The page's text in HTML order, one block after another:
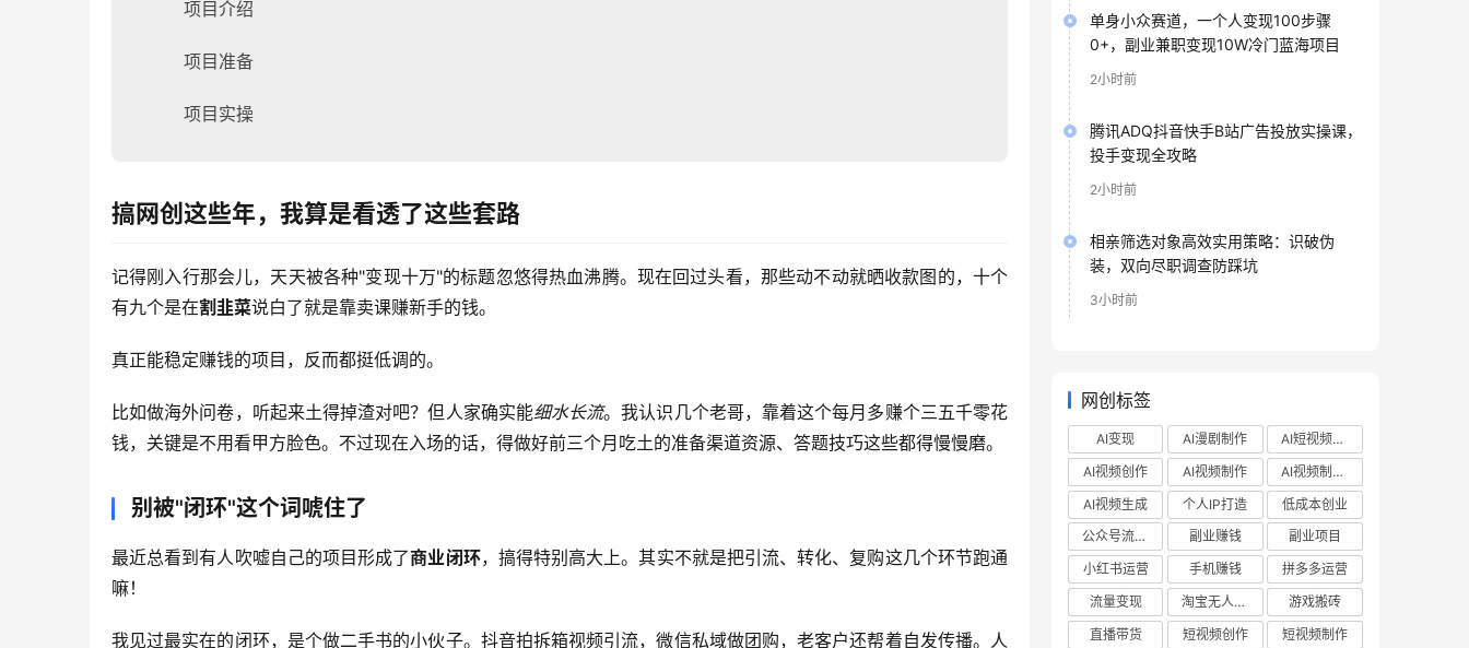
项目介绍
项目准备
项目实操
搞网创这些年，我算是看透了这些套路
记得刚入行那会儿，天天被各种"变现十万"的标题忽悠得热血沸腾。现在回过头看，那些动不动就晒收款图的，十个
有九个是在割韭菜说白了就是靠卖课赚新手的钱。
真正能稳定赚钱的项目，反而都挺低调的。
比如做海外问卷，听起来土得掉渣对吧？但人家确实能细水长流。我认识几个老哥，靠着这个每月多赚个三五千零花
钱，关键是不用看甲方脸色。不过现在入场的话，得做好前三个月吃土的准备渠道资源、答题技巧这些都得慢慢磨。
别被"闭环"这个词唬住了
最近总看到有人吹嘘自己的项目形成了商业闭环，搞得特别高大上。其实不就是把引流、转化、复购这几个环节跑通
嘛！
我见过最实在的闭环，是个做二手书的小伙子。抖音拍拆箱视频引流，微信私域做团购，老客户还帮着自发传播。人
单身小众赛道，一个人变现100步骤
0+，副业兼职变现10W冷门蓝海项目
2小时前
腾讯ADQ抖音快手B站广告投放实操课，
投手变现全攻略
2小时前
相亲筛选对象高效实用策略：识破伪
装，双向尽职调查防踩坑
3小时前
网创标签
AI变现 AI漫剧制作
AI短视频制作
AI视频创作
AI视频制作
AI视频制作教程
AI视频生成
个人IP打造
低成本创业
公众号流量主
副业赚钱
副业项目
小红书运营
手机赚钱
拼多多运营
流量变现
淘宝无人直播
游戏搬砖
直播带货
短视频创作
短视频制作